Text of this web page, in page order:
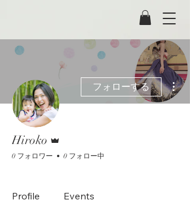
フォローする
そ
Hiroko
0 フォロワー 0 フォロー中
Profile Events